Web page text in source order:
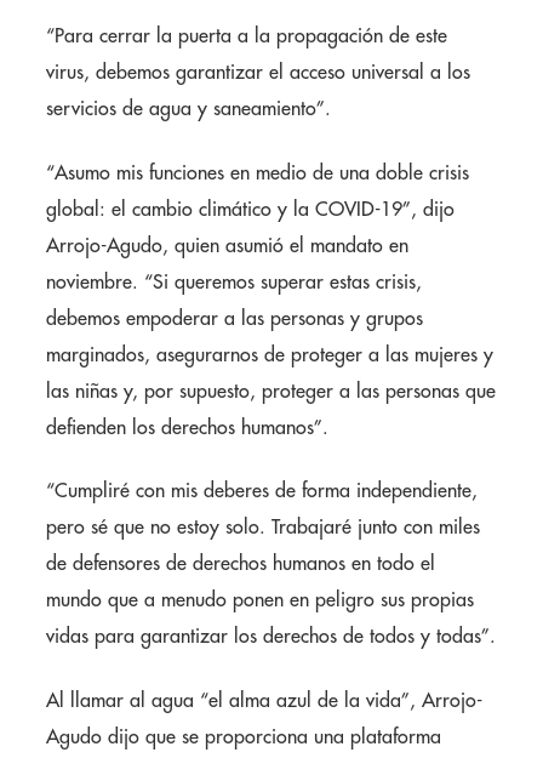
“Para cerrar la puerta a la propagación de este
virus, debemos garantizar el acceso universal a los
servicios de agua y saneamiento”.
“Asumo mis funciones en medio de una doble crisis
global: el cambio climático y la COVID-19”, dijo
Arrojo-Agudo, quien asumió el mandato en
noviembre. “Si queremos superar estas crisis,
debemos empoderar a las personas y grupos
marginados, asegurarnos de proteger a las mujeres y
las niñas y, por supuesto, proteger a las personas que
defienden los derechos humanos”.
“Cumpliré con mis deberes de forma independiente,
pero sé que no estoy solo. Trabajaré junto con miles
de defensores de derechos humanos en todo el
mundo que a menudo ponen en peligro sus propias
vidas para garantizar los derechos de todos y todas”.
Al llamar al agua “el alma azul de la vida”, Arrojo-
Agudo dijo que se proporciona una plataforma